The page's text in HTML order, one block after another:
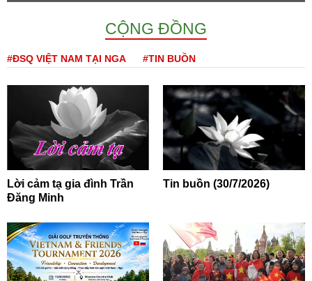
CỘNG ĐỒNG
#ĐSQ VIỆT NAM TẠI NGA #TIN BUỒN
Lời cảm tạ gia đình Trần
Đăng Minh
Tin buồn (30/7/2026)